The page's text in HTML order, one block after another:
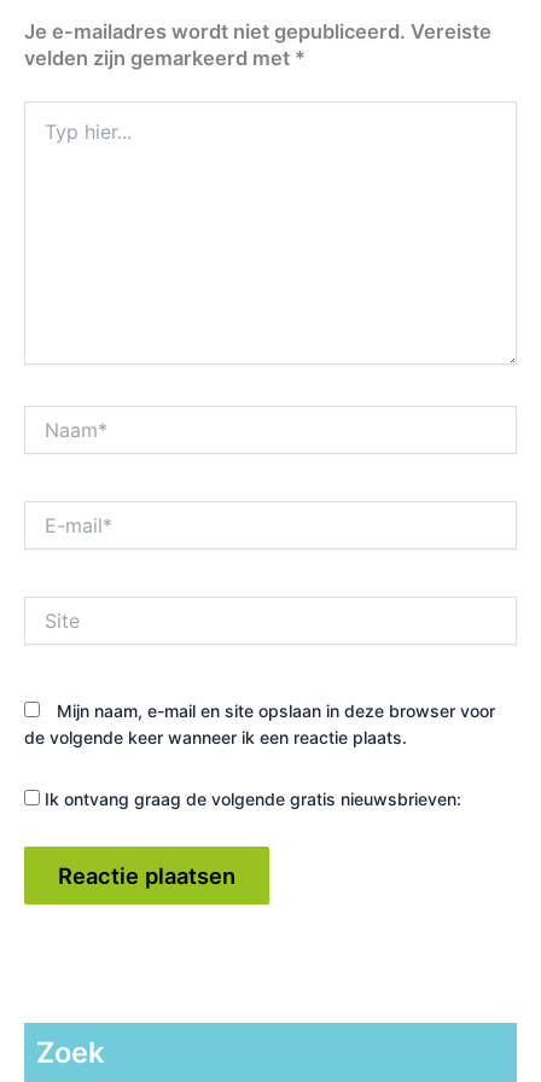
Je e-mailadres wordt niet gepubliceerd. Vereiste
velden zijn gemarkeerd met *
hier...
mail*
Mijn naam, e-mail en site opslaan in deze browser voor
de volgende keer wanneer ik een reactie plaats.
Ik ontvang graag de volgende gratis nieuwsbrieven:
Zoek